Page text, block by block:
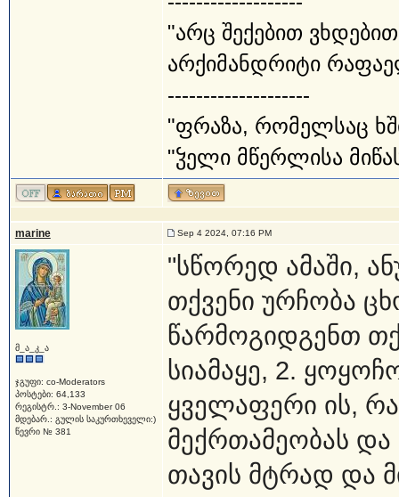
"არც შექებით
არქიმანდრიტი
--------------------
"ფრაზა, რომელსაც
"ჴელი მწერლისა
marine Sep 4 2024, 07:16 PM
მ_ა_კ_ა
ჯგუფი: co-Moderators
პოსტები: 64,133
რეგისტრ.: 3-November 06
მდებარ.: გულის საკურთხეველი:)
წევრი № 381
"სწორედ ამაში,
თქვენი ურჩობა
წარმოგიდგენთ
სიამაყე, 2.
ყველაფერი ის,
მექრთამეობას და
თავის მტრად და